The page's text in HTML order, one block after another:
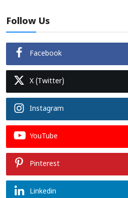
Follow Us
Facebook
X (Twitter)
Instagram
YouTube
Pinterest
Linkedin